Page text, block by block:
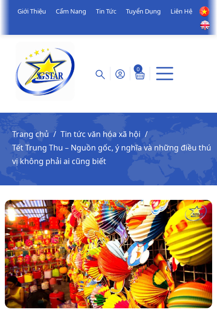
Giới Thiệu Cẩm Nang Tin Tức Tuyển Dụng Liên Hệ
0
Trang chủ
Tin tức văn hóa xã hội
Tết Trung Thu – Nguồn gốc, ý nghĩa và những điều thú
vị không phải ai cũng biết